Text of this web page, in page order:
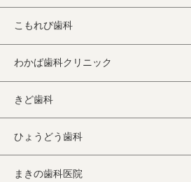
こもれび歯科
わかば歯科クリニック
きど歯科
ひょうどう歯科
まきの歯科医院